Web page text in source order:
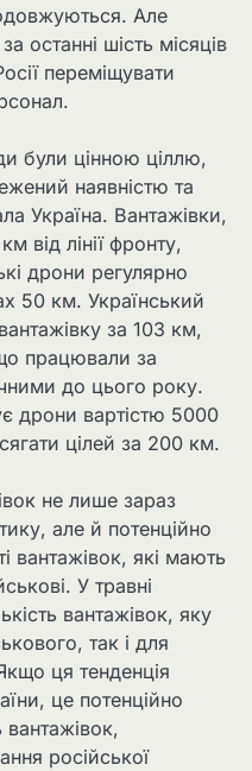
Але
останні шість місяців
переміщувати
були цінною ціллю,
наявністю та
Україна. Вантажівки,
від лінії фронту,
дрони регулярно
50 км. Український
за 103 км,
працювали за
до цього року.
дрони вартістю 5000
цілей за 200 км.
не лише зараз
але й потенційно
вантажівок, які мають
У травні
вантажівок, яку
так і для
ця тенденція
це потенційно
вантажівок,
російської